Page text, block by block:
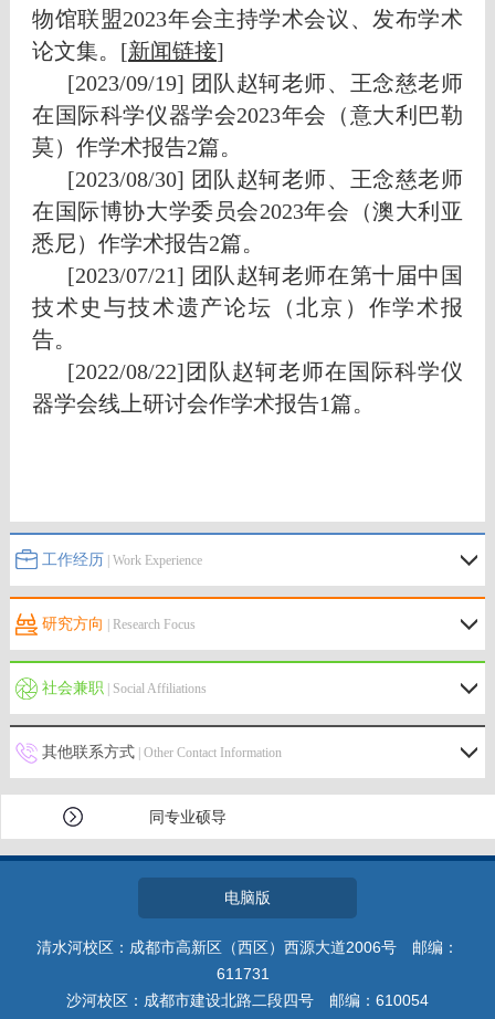
物馆联盟2023年会主持学术会议、发布学术
论文集。[新闻链接]
[2023/09/19] 团队赵轲老师、王念慈老师
在国际科学仪器学会2023年会（意大利巴勒
莫）作学术报告2篇。
[2023/08/30] 团队赵轲老师、王念慈老师
在国际博协大学委员会2023年会（澳大利亚
悉尼）作学术报告2篇。
[2023/07/21] 团队赵轲老师在第十届中国
技术史与技术遗产论坛（北京）作学术报
告。
[2022/08/22]团队赵轲老师在国际科学仪
器学会线上研讨会作学术报告1篇。
工作经历 | Work Experience
研究方向 | Research Focus
社会兼职| Social Affiliations
其他联系方式| Other Contact Information
同专业硕导
电脑版
清水河校区：成都市高新区（西区）西源大道2006号 邮编：
611731
沙河校区：成都市建设北路二段四号 邮编：610054